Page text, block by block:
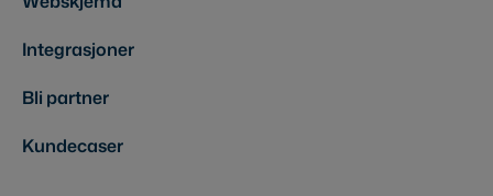
Integrasjoner
Bli partner
Kundecaser